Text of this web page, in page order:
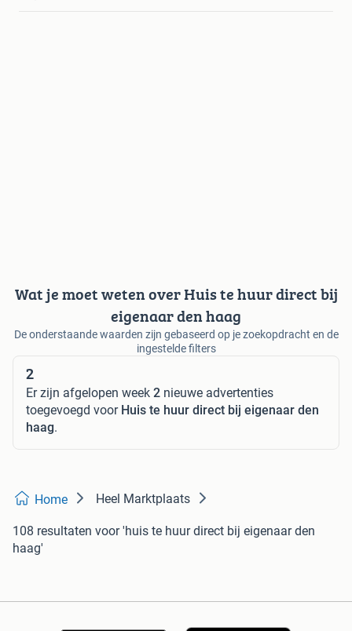
Wat je moet weten over Huis te huur direct bij
eigenaar den haag
De onderstaande waarden zijn gebaseerd op je zoekopdracht en de
ingestelde filters
2
Er zijn afgelopen week 2 nieuwe advertenties
toegevoegd voor Huis te huur direct bij eigenaar den
haag.
Home Heel Marktplaats
108 resultaten voor 'huis te huur direct bij eigenaar den
haag'